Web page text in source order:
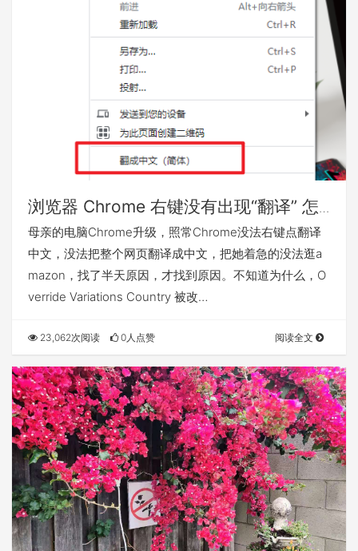
浏览器 Chrome 右键没有出现“翻译” 怎
么修复？
母亲的电脑Chrome升级，照常Chrome没法右键点翻译
中文，没法把整个网页翻译成中文，把她着急的没法逛a
mazon，找了半天原因，才找到原因。不知道为什么，O
verride Variations Country 被改…
23,062次阅读 0人点赞 阅读全文